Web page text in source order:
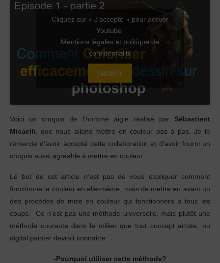
Cliquez sur « J’accepte » pour activer
Youtube
Mentions légales et politique de
confidentialité
J’ACCEPTE
Voici un croquis de l’homme aigle réalisé par Sébastient
Micaelli , que nous allons mettre en couleur pas à pas. Je le
remercie d’avoir accepté cette collaboration et d’avoir fourni un
croquis aussi agréable à mettre en couleur.
Le but de cet article n’est pas de vous expliquer comment
fonctionne la couleur en elle-même, mais de mettre en avant un
des procédés de mise en couleur qui fonctionnera à tous les
coups. Ce n’est pas une méthode universelle, mais plutôt une
méthode courante dans le milieu que tout concept artiste, ou
digital painter devrait connaitre.
-Pourquoi utiliser cette méthode?